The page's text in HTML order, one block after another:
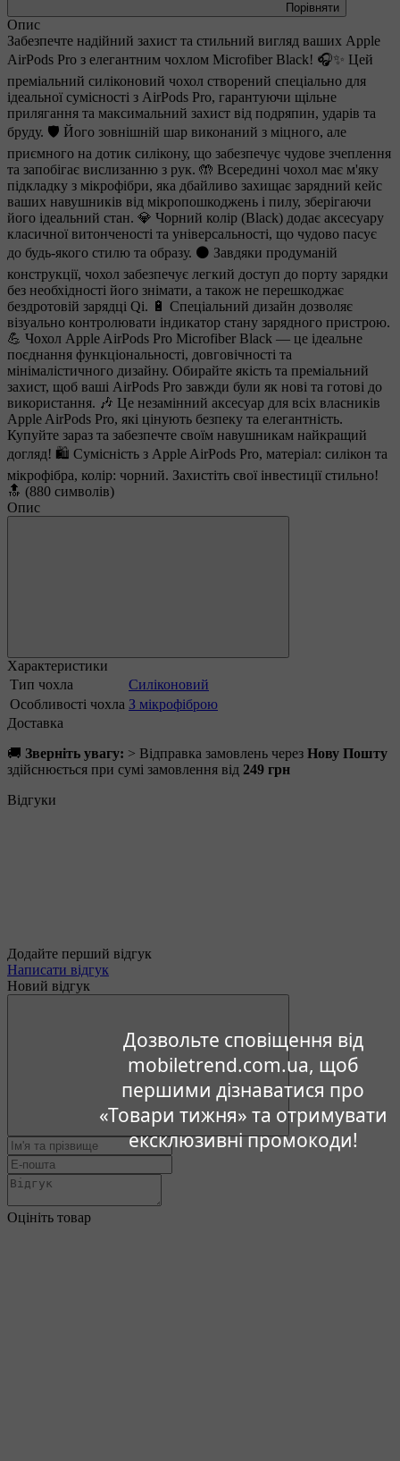
Дозвольте сповіщення від
mobiletrend.com.ua, щоб
першими дізнаватися про
«Товари тижня» та отримувати
ексклюзивні промокоди!
Порівняти
Опис
Забезпечте надійний захист та стильний вигляд ваших Apple
AirPods Pro з елегантним чохлом Microfiber Black! 🎧✨ Цей
преміальний силіконовий чохол створений спеціально для
ідеальної сумісності з AirPods Pro, гарантуючи щільне
прилягання та максимальний захист від подряпин, ударів та
бруду. 🛡️ Його зовнішній шар виконаний з міцного, але
приємного на дотик силікону, що забезпечує чудове зчеплення
та запобігає вислизанню з рук. 🤲 Всередині чохол має м'яку
підкладку з мікрофібри, яка дбайливо захищає зарядний кейс
ваших навушників від мікропошкоджень і пилу, зберігаючи
його ідеальний стан. 💎 Чорний колір (Black) додає аксесуару
класичної витонченості та універсальності, що чудово пасує
до будь-якого стилю та образу. ⚫️ Завдяки продуманій
конструкції, чохол забезпечує легкий доступ до порту зарядки
без необхідності його знімати, а також не перешкоджає
бездротовій зарядці Qi. 🔋 Спеціальний дизайн дозволяє
візуально контролювати індикатор стану зарядного пристрою.
💪 Чохол Apple AirPods Pro Microfiber Black — це ідеальне
поєднання функціональності, довговічності та
мінімалістичного дизайну. Обирайте якість та преміальний
захист, щоб ваші AirPods Pro завжди були як нові та готові до
використання. 🎶 Це незамінний аксесуар для всіх власників
Apple AirPods Pro, які цінують безпеку та елегантність.
Купуйте зараз та забезпечте своїм навушникам найкращий
догляд! 🛍️ Сумісність з Apple AirPods Pro, матеріал: силікон та
мікрофібра, колір: чорний. Захистіть свої інвестиції стильно!
🔝 (880 символів)
Опис
Характеристики
Тип чохла
Силіконовий
Особливості чохла З мікрофіброю
Доставка
🚚 Зверніть увагу: > Відправка замовлень через Нову Пошту
здійснюється при сумі замовлення від 249 грн
Відгуки
Додайте перший відгук
Написати відгук
Новий відгук
Оцініть товар